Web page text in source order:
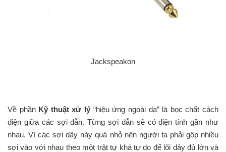
Jackspeakon
Về phầnKỹ thuật xử lý “hiệu ứng ngoài da” là bọc chất cách
điện giữa các sợi dẫn. Từng sợi dẫn sẽ có điện tính gần như
nhau. Vì các sợi dây này quá nhỏ nên người ta phải gộp nhiều
sợi vào với nhau theo một trật tự khá tự do để lõi dây đủ lớn và